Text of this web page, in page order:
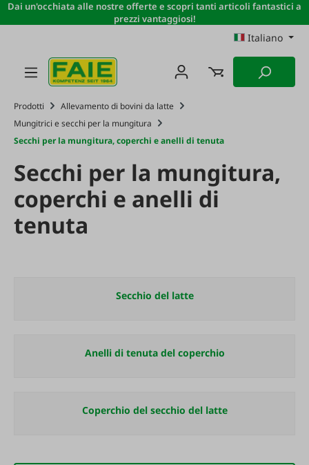
Passa al contenuto principale
Dai un'occhiata alle nostre offerte e scopri tanti articoli fantastici a
prezzi vantaggiosi!
Italiano
Prodotti
Allevamento di bovini da latte
Mungitrici e secchi per la mungitura
Secchi per la mungitura, coperchi e anelli di tenuta
Secchi per la mungitura,
coperchi e anelli di
tenuta
Secchio del latte
Anelli di tenuta del coperchio
Coperchio del secchio del latte